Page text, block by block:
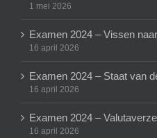
1 mei 2026
Examen 2024 – Vissen
16 april 2026
Examen 2024 – Staat van
16 april 2026
Examen 2024 –
16 april 2026